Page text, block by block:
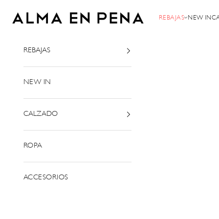
Alma en Pena
REBAJAS NEW IN
REBAJAS
NEW IN
CALZADO
ROPA
ACCESORIOS